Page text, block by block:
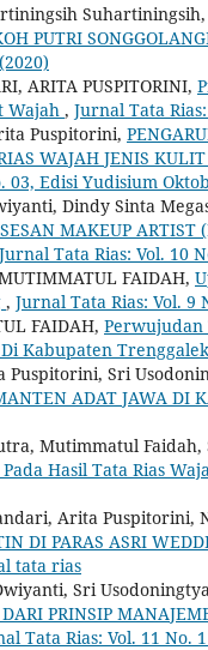
PUTRI
ARITA PUSPITORINI,
Wajah , Jurnal Tata
Puspitorini,
WAJAH JENIS
03, Edisi Yudisium
Dindy Sinta
MAKEUP
Jurnal Tata Rias: Vol. 10
FAIDAH,
, Jurnal Tata Rias: Vol. 9
FAIDAH, Perwujudan
Kabupaten Trenggalek
Puspitorini, Sri
ADAT JAWA DI
Mutimmatul
Hasil Tata Rias
Arita Puspitorini,
DI PARAS ASRI
tata rias
Sri
PRINSIP
Tata Rias: Vol. 11 No.